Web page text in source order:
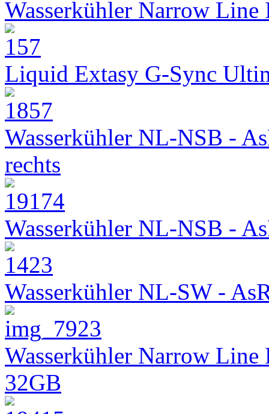
Wasserkühler Narrow
Liquid Extasy G-Sync
Wasserkühler NL-NSB -
rechts
Wasserkühler NL-NSB -
Wasserkühler NL-SW -
Wasserkühler Narrow
32GB